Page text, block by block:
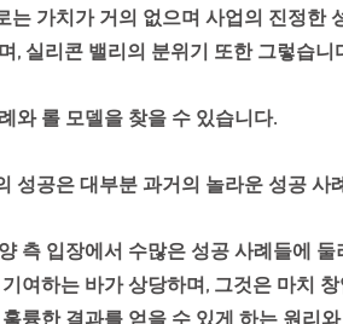
는 가치가 거의 없으며 사업의 진정한
, 실리콘 밸리의 분위기 또한 그렇습니
와 롤 모델을 찾을 수 있습니다.
성공은 대부분 과거의 놀라운 성공 사
측 입장에서 수많은 성공 사례들에
여하는 바가 상당하며, 그것은 마치